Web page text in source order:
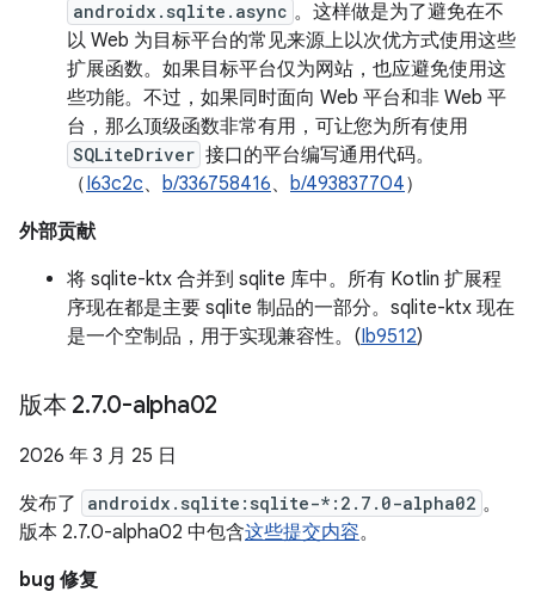
androidx.sqlite.async 。这样做是为了避免在不
以 Web 为目标平台的常见来源上以次优方式使用这些
扩展函数。如果目标平台仅为网站，也应避免使用这
些功能。不过，如果同时面向 Web 平台和非 Web 平
台，那么顶级函数非常有用，可让您为所有使用
SQLiteDriver 接口的平台编写通用代码。
（I63c2c、 b/336758416、 b/493837704）
外部贡献
将 sqlite-ktx 合并到 sqlite 库中。所有 Kotlin 扩展程
序现在都是主要 sqlite 制品的一部分。sqlite-ktx 现在
是一个空制品，用于实现兼容性。(Ib9512)
版本 2.7.0-alpha02
2026 年 3 月 25 日
发布了
androidx.sqlite:sqlite-*:2.7.0-alpha02 。
版本 2.7.0-alpha02 中包含这些提交内容。
bug 修复